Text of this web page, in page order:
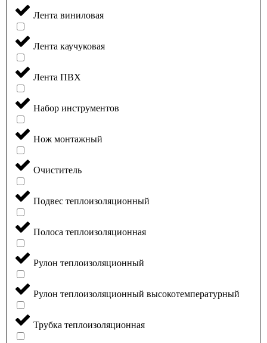
Лента виниловая
Лента каучуковая
Лента ПВХ
Набор инструментов
Нож монтажный
Очиститель
Подвес теплоизоляционный
Полоса теплоизоляционная
Рулон теплоизоляционный
Рулон теплоизоляционный высокотемпературный
Трубка теплоизоляционная